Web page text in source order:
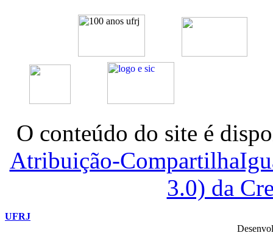
O conteúdo do site é
Atribuição-
3.0) da
UFRJ